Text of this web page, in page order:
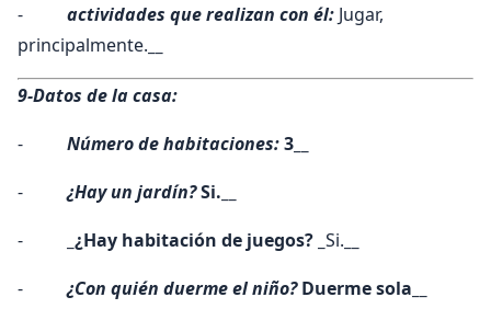
- actividades que realizan con él: Jugar,
principalmente.
9-Datos de la casa:
- Número de habitaciones:3
-¿Hay un jardín?Si.
-
_¿Hay habitación de juegos? _ Si.
-¿Con quién duerme el niño? Duerme sola